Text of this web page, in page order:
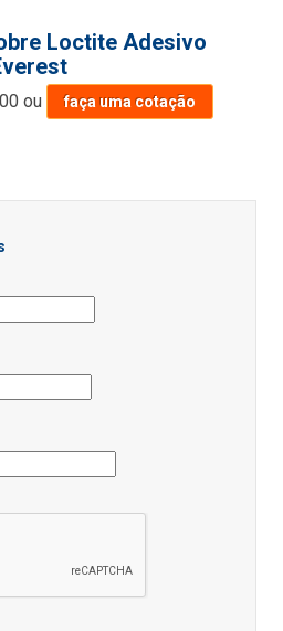
Loctite Adesivo
ou faça uma cotação